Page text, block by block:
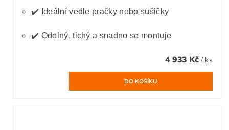
✔️ Ideální vedle pračky nebo sušičky
✔️ Odolný, tichý a snadno se montuje
4 933 Kč / ks